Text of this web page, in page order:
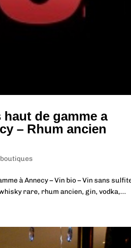
de gamme a
– Rhum ancien
à Annecy – Vin bio – Vin sans
rare, rhum ancien, gin, vodka,...